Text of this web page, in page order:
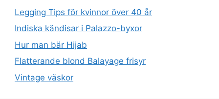
Legging Tips för kvinnor över 40 år
Indiska kändisar i Palazzo-byxor
Hur man bär Hijab
Flatterande blond Balayage frisyr
Vintage väskor